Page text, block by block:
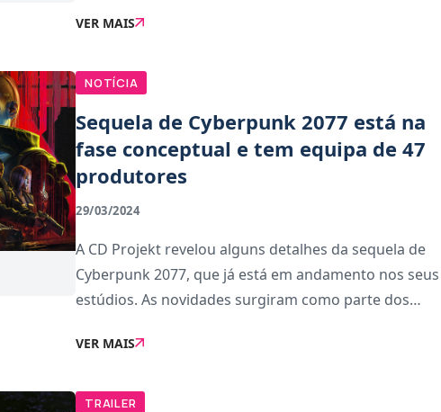
download na próxima Quinta-Feira (4 de Abril). A
VER MAIS
NOTÍCIA
Sequela de Cyberpunk 2077 está na
fase conceptual e tem equipa de 47
produtores
29/03/2024
A CD Projekt revelou alguns detalhes da sequela de
Cyberpunk 2077, que já está em andamento nos seus
estúdios. As novidades surgiram como parte dos
próximo jogo da saga Cyberpunk tem o nome de
VER MAIS
TRAILER